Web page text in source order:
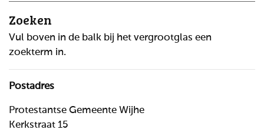
Zoeken
Vul boven in de balk bij het vergrootglas een
zoekterm in.
Postadres
Protestantse Gemeente Wijhe
Kerkstraat 15